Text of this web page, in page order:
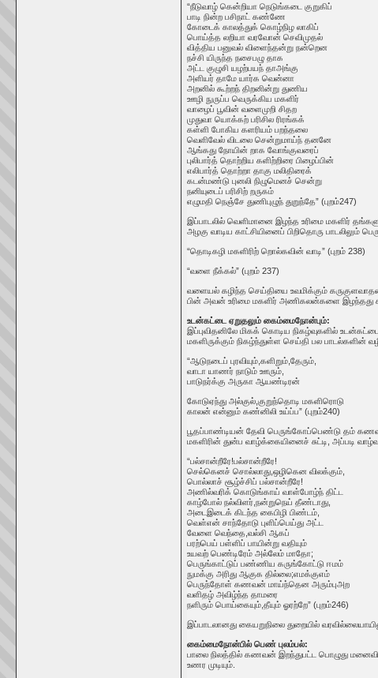
“நீடுவாழ் கென்றியா நெடுங்கடை குறுகிப்
பாடி நின்ற பசிநாட் கண்ணே
கோடைக் காலத்துக் கொழ்நிழ லாகிப்
பொய்த்த லறியா வரவோன் செவிமுதல்
வித்திய பனுவல் விளைந்தன்று நன்றென
நச்சி யிருந்த நசைபழு தாக
அட்ட குழுசி யழற்பயந் தாஅங்கு
அளியர் தாமே யார்க வென்னா
அறனில் கூற்றந் திறனின்று துணிய
ஊழி நுருப்ப வெருக்கிய மகளிர்
வாழைப் பூவின் வளைமுறி சிதற
முதுவா யொக்கற் பரிசில ரிரங்கக்
கள்ளி போகிய களரியம் பறந்தலை
வெளிவேல் விடலை சென்றுமாய்ந் தனனே
ஆங்கது நோயின் றாக வோங்குவரைப்
புலிபார்த் தொற்றிய களிற்றிரை பிழைப்பின்
எலிபார்த் தொற்றா தாகு மலிதிரைக்
கடன்மண்டு புனலி நிழுமெனச் சென்று
நனியுடைப் பரிசிற் றருகம்
எழுமதி நெஞ்சே துணிபுழுந் துறுந்தே” (புறம்247)
இப்பாடலில் வெளிமானை இழந்த உரிமை மகளிர்
அழகு வாடிய காட்சியினைப் பிறிதொரு பாடலிலும்
“தொடிகழி மகளிரிற் றொல்கவின் வாடி” (புறம் 238)
“வளை நீக்கல்” (புறம் 237)
வளையல் கழிந்த செய்தியை உவமிக்கும்
பின் அவன் உரிமை மகளிர் அணிகலன்களை இழந்தது
உடன்கட்டை ஏறுதலும் கைம்மைநோன்பும்:
இப்புவிதனிலே மிகக் கொடிய நிகழ்வுகளில்
மகளிருக்கும் நிகழ்ந்துள்ள செய்தி பல பாடல்களின் வழி
“ஆடுநடைப் புரவியும்,களிறும்,தேரும்,
வாடா யாணர் நாடும் ஊரும்,
பாடுநர்க்கு அருகா ஆயண்டிரன்
கோடுஏந்து அல்குல்,குறுந்தொடி மகளிரொடு
காலன் என்னும் கண்னிலி உய்ப்ப” (புறம்240)
பூதப்பாண்டியன் தேவி பெருங்கோப்பெண்டு தம்
மகளிரின் துன்ப வாழ்க்கையினைச் சுட்டி, அப்படி
“பல்சான்றீரே!பல்சான்றீரே!
செல்கெனச் சொல்லாது,ஒழிகென விலக்கும்,
பொல்லாச் சூழ்ச்சிப் பல்சான்றீரே!
அணில்வரிக் கொடுங்காய் வாள்போழ்ந் திட்ட
காழ்போல் நல்விளர்,நன்றுநெய் தீண்டாது,
அடைஇடைக் கிடந்த கைபிழி பிண்டம்,
வெள்என் சாந்தோடு புளிப்பெய்து அட்ட
வேளை வெந்தை,வல்சி ஆகப்
பரற்பெய் பள்ளிப் பாயின்று வதியும்
உயவற் பெண்டிரேம் அல்லேம் மாதோ;
பெருங்காட்டுப் பண்ணிய கருங்கோட்டு ஈமம்
நுமக்கு அரிது ஆகுக தில்லை;எமக்குஎம்
பெருந்தோள் கணவன் மாய்ந்தென அரும்புஅற
வளிதழ் அவிழ்ந்த தாமரை
நளிரும் பொய்கையும்,தீயும் ஓரற்றே” (புறம்246)
இப்பாடலானது கையறுநிலை துறையில்
கைம்மைநோன்பில் பெண் புலம்பல்:
பாலை நிலத்தில் கணவன் இறந்துபட்ட பொழுது
உணர முடியும்.